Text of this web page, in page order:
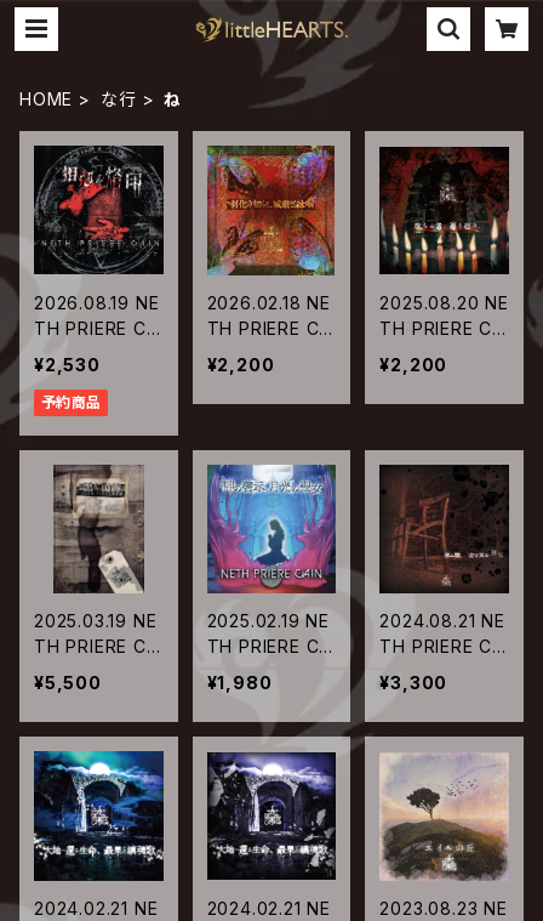
HOME な行 ね
2026.08.19 NE
TH PRIERE CAI
N / 相剋の烙印
¥2,530
予約商品
2026.02.18 NE
TH PRIERE CAI
N / 羽化の知ら
せ、威厳なる詠
唱
¥2,200
2025.08.20 NE
TH PRIERE CAI
N / 堕ちる者、惡
を纏う。
¥2,200
2025.03.19 NE
TH PRIERE CAI
N / 6周年記念
単独公演 TOU
R2024「黒ノ傷
跡-TOUR FINA
L東京編-」 202
4.11.28赤羽ReN
Y alpha
¥5,500
2025.02.19 NE
TH PRIERE CAI
N / 神の啓示、
月光の聖女
¥1,980
2024.08.21 NE
TH PRIERE CAI
N / 潜ム闇、迫リ
来ル狂気
¥3,300
2024.02.21 NE
2024.02.21 NE
2023.08.23 NE